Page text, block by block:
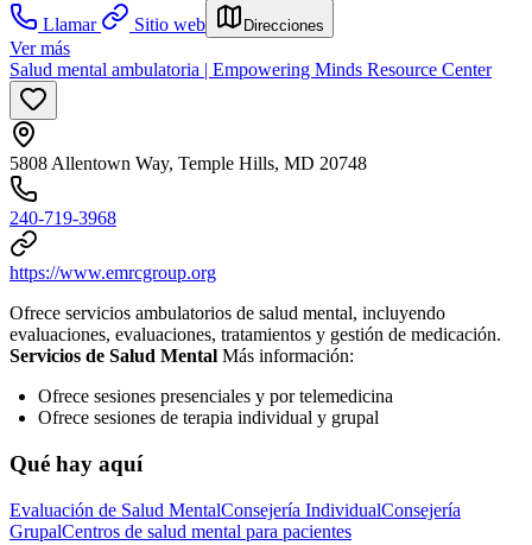
Llamar
Sitio web Direcciones
Ver más
Salud mental ambulatoria | Empowering Minds Resource Center
5808 Allentown Way, Temple Hills, MD 20748
240-719-3968
https://www.emrcgroup.org
Ofrece servicios ambulatorios de salud mental, incluyendo
evaluaciones, evaluaciones, tratamientos y gestión de medicación.
Servicios de Salud Mental Más información:
Ofrece sesiones presenciales y por telemedicina
Ofrece sesiones de terapia individual y grupal
Qué hay aquí
Evaluación de Salud MentalConsejería IndividualConsejería
GrupalCentros de salud mental para pacientes